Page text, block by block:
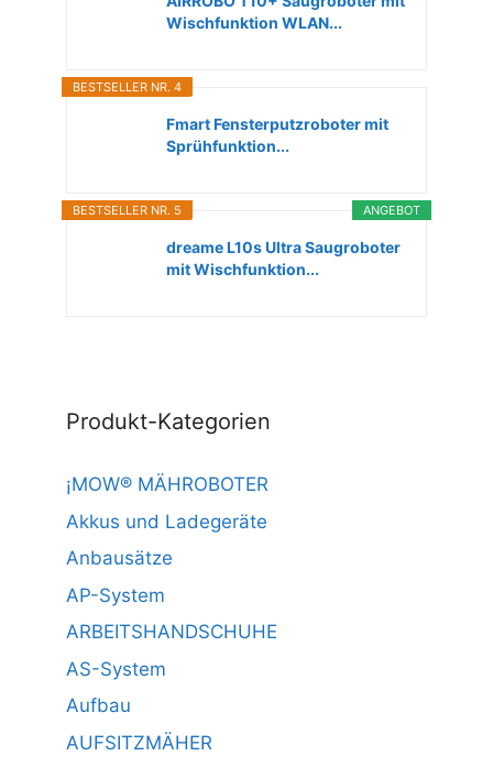
Wischfunktion WLAN...
BESTSELLER NR. 4
Fmart Fensterputzroboter mit
Sprühfunktion...
ANGEBOT
BESTSELLER NR. 5
dreame L10s Ultra Saugroboter
mit Wischfunktion...
Produkt-Kategorien
¡MOW® MÄHROBOTER
Akkus und Ladegeräte
Anbausätze
AP-System
ARBEITSHANDSCHUHE
AS-System
Aufbau
AUFSITZMÄHER